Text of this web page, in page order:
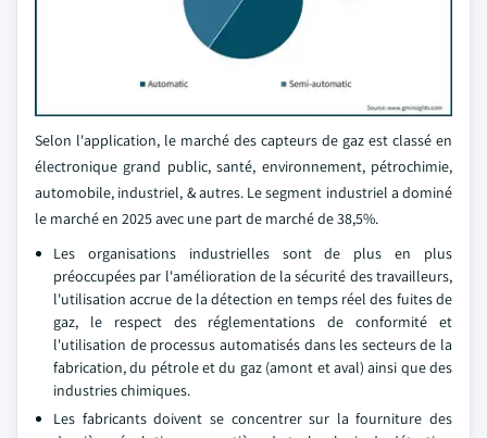
Selon l'application, le marché des capteurs de gaz est classé en
électronique grand public, santé, environnement, pétrochimie,
automobile, industriel, & autres. Le segment industriel a dominé
le marché en 2025 avec une part de marché de 38,5%.
Les organisations industrielles sont de plus en plus
préoccupées par l'amélioration de la sécurité des travailleurs,
l'utilisation accrue de la détection en temps réel des fuites de
gaz, le respect des réglementations de conformité et
l'utilisation de processus automatisés dans les secteurs de la
fabrication, du pétrole et du gaz (amont et aval) ainsi que des
industries chimiques.
Les fabricants doivent se concentrer sur la fourniture des